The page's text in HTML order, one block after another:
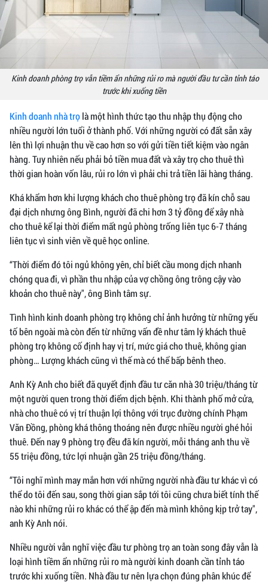
Kinh doanh phòng trọ vẫn tiềm ẩn những rủi ro mà người đầu tư cần tỉnh táo
trước khi xuống tiền
Kinh doanh nhà trọlà một hình thức tạo thu nhập thụ động cho
nhiều người lớn tuổi ở thành phố. Với những người có đất sẵn xây
lên thì lợi nhuận thu về cao hơn so với gửi tiền tiết kiệm vào ngân
hàng. Tuy nhiên nếu phải bỏ tiền mua đất và xây trọ cho thuê thì
thời gian hoàn vốn lâu, rủi ro lớn vì phải chi trả tiền lãi hàng tháng.
Khá khẩm hơn khi lượng khách cho thuê phòng trọ đã kín chỗ sau
đại dịch nhưng ông Bình, người đã chi hơn 3 tỷ đồng để xây nhà
cho thuê kể lại thời điểm mất ngủ phòng trống liên tục 6-7 tháng
liên tục vì sinh viên về quê học online.
“Thời điểm đó tôi ngủ không yên, chỉ biết cầu mong dịch nhanh
chóng qua đi, vì phần thu nhập của vợ chồng ông trông cậy vào
khoản cho thuê này", ông Bình tâm sự.
Tình hình kinh doanh phòng trọ không chỉ ảnh hưởng từ những yếu
tố bên ngoài mà còn đến từ những vấn đề như tâm lý khách thuê
phòng trọ không cố định hay vị trí, mức giá cho thuê, không gian
phòng… Lượng khách cũng vì thế mà có thể bấp bênh theo.
Anh Kỳ Anh cho biết đã quyết định đầu tư căn nhà 30 triệu/tháng từ
một người quen trong thời điểm dịch bệnh. Khi thành phố mở cửa,
nhà cho thuê có vị trí thuận lợi thông với trục đường chính Phạm
Văn Đồng, phòng khá thông thoáng nên được nhiều người ghé hỏi
thuê. Đến nay 9 phòng trọ đều đã kín người, mỗi tháng anh thu về
55 triệu đồng, tức lợi nhuận gần 25 triệu đồng/tháng.
“Tôi nghĩ mình may mắn hơn với những người nhà đầu tư khác vì có
thể do tôi đến sau, song thời gian sắp tới tôi cũng chưa biết tính thế
nào khi những rủi ro khác có thể ập đến mà mình không kịp trở tay",
anh Kỳ Anh nói.
Nhiều người vẫn nghĩ việc đầu tư phòng trọ an toàn song đây vẫn là
loại hình tiềm ẩn những rủi ro mà người kinh doanh cần tỉnh táo
trước khi xuống tiền. Nhà đầu tư nên lựa chọn đúng phân khúc để